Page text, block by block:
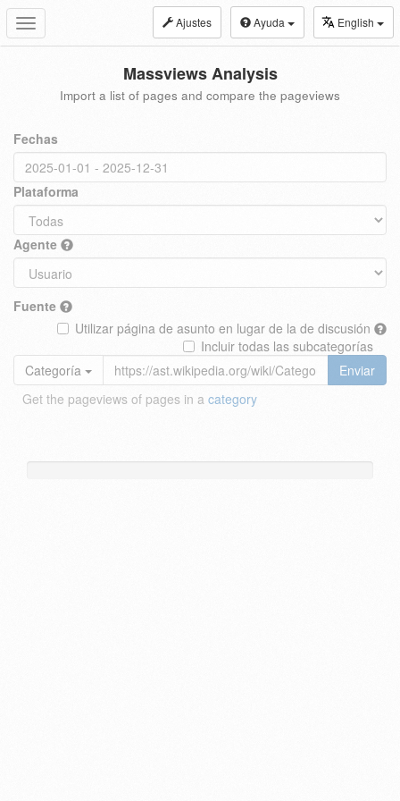
Toggle
navigation
Ajustes Ayuda English
Massviews Analysis
Import a list of pages and compare the pageviews
Fechas
Plataforma
Agente
Fuente
Utilizar página de asunto en lugar de la de discusión
Incluir todas las subcategorías
Categoría
Enviar
Get the pageviews of pages in a category